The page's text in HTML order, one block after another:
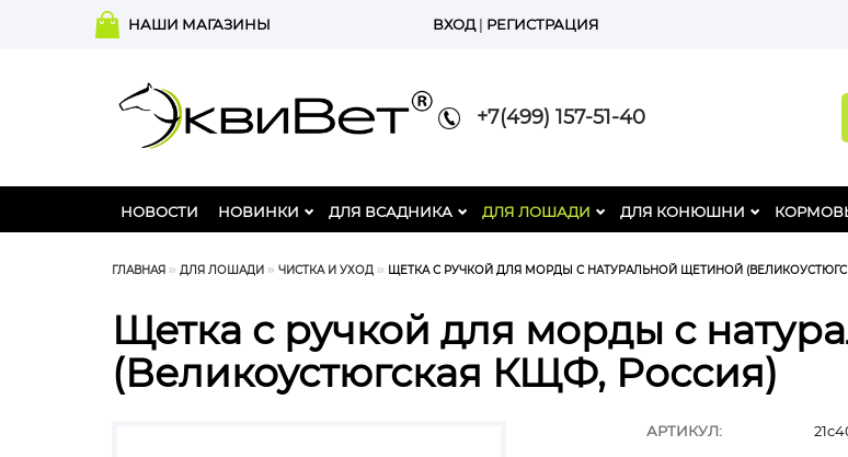
НАШИ МАГАЗИНЫ ВХОД| РЕГИСТРАЦИЯ
+7(499) 157-51-40
НОВОСТИ НОВИНКИ ДЛЯ ВСАДНИКА ДЛЯ ЛОШАДИ ДЛЯ КОНЮШНИ
ГЛАВНАЯ ДЛЯ ЛОШАДИ ЧИСТКА И УХОД ЩЕТКА С РУЧКОЙ ДЛЯ МОРДЫ С НАТУРАЛЬНОЙ ЩЕТИНОЙ
Щетка с ручкой для морды с
(Великоустюгская КЩФ, Россия)
АРТИКУЛ: